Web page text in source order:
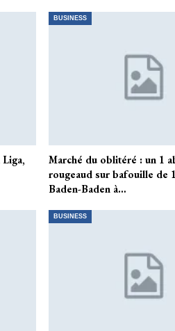
BUSINESS
Marché du oblitéré : un 1
rougeaud sur bafouille de
Baden-Baden à…
BUSINESS